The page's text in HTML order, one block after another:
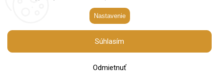
Nastavenie
Odmietnuť
Súhlasím
GoldBee. Všetky práva vyhradené.
Upraviť nastavenie cookies
Shoptet| Design